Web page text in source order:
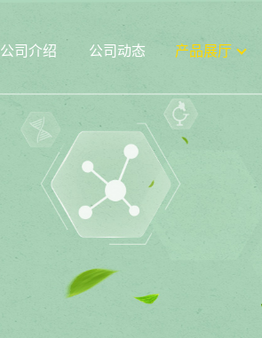
公司介绍 公司动态 产品展厅